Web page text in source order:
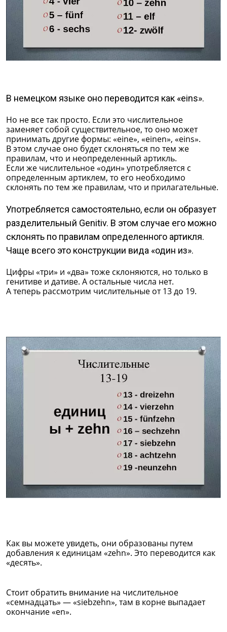
В немецком языке оно переводится как «eins».
Но не все так просто. Если это числительное
заменяет собой существительное, то оно может
принимать другие формы: «eine», «einen», «eins».
В этом случае оно будет склоняться по тем же
правилам, что и неопределенный артикль.
Если же числительное «один» употребляется с
определенным артиклем, то его необходимо
склонять по тем же правилам, что и прилагательные.
Употребляется самостоятельно, если он образует
разделительный Genitiv. В этом случае его можно
склонять по правилам определенного артикля.
Чаще всего это конструкции вида «один из».
Цифры «три» и «два» тоже склоняются, но только в
генитиве и дативе. А остальные числа нет.
А теперь рассмотрим числительные от 13 до 19.
Как вы можете увидеть, они образованы путем
добавления к единицам «zehn». Это переводится как
«десять».
Стоит обратить внимание на числительное
«семнадцать» — «siebzehn», там в корне выпадает
окончание «en».